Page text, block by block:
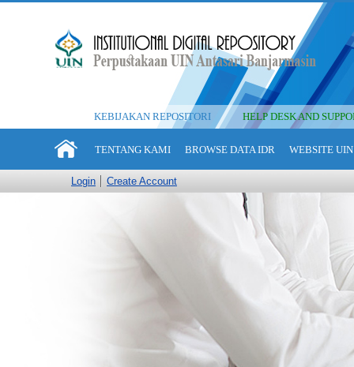
KEBIJAKAN REPOSITORI HELP DESK AND
TENTANG KAMI BROWSE DATA IDR WEBSITE
Login Create Account